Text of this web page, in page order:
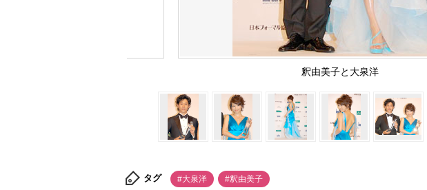
釈由美子と大泉洋
タグ #大泉洋 #釈由美子